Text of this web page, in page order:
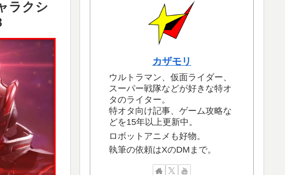
ラクシ
カザモリ
ウルトラマン、仮面ライダー、
スーパー戦隊などが好きな特オ
タのライター。
特オタ向け記事、ゲーム攻略な
どを15年以上更新中。
ロボットアニメも好物。
執筆の依頼はXのDMまで。